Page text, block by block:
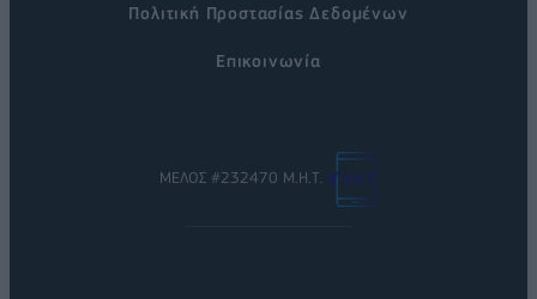
Πολιτική Προστασίας Δεδομένων
Επικοινωνία
ΜΕΛΟΣ #232470 Μ.Η.Τ.